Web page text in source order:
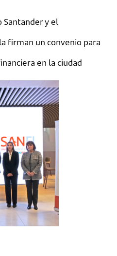
Santander y el
firman un convenio para
en la ciudad